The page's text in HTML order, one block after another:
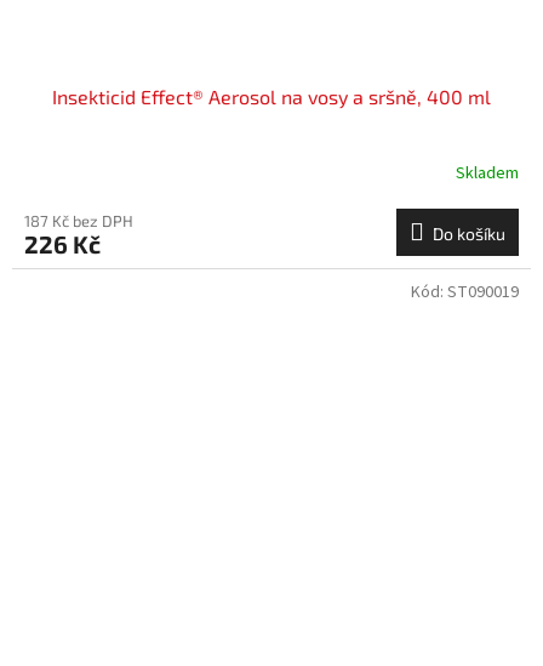
Insekticid Effect® Aerosol na vosy a sršně, 400 ml
Skladem
187 Kč bez DPH
226 Kč Do košíku
Kód: ST090019